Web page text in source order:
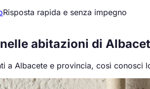
Risposta rapida e senza impegno
nelle abitazioni di
a Albacete e provincia, così conosci